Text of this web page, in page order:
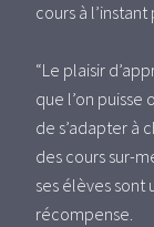
cours à
“Le plaisir
que l’on puisse
de s’adapter à
des cours sur-
ses élèves
récompense.